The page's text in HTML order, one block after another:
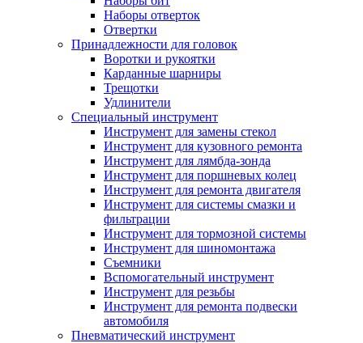
Наборы отверток
Отвертки
Принадлежности для головок
Воротки и рукоятки
Карданные шарниры
Трещотки
Удлинители
Специальный инструмент
Инструмент для замены стекол
Инструмент для кузовного ремонта
Инструмент для лямбда-зонда
Инструмент для поршневых колец
Инструмент для ремонта двигателя
Инструмент для системы смазки и
фильтрации
Инструмент для тормозной системы
Инструмент для шиномонтажа
Съемники
Вспомогательный инструмент
Инструмент для резьбы
Инструмент для ремонта подвески
автомобиля
Пневматический инструмент